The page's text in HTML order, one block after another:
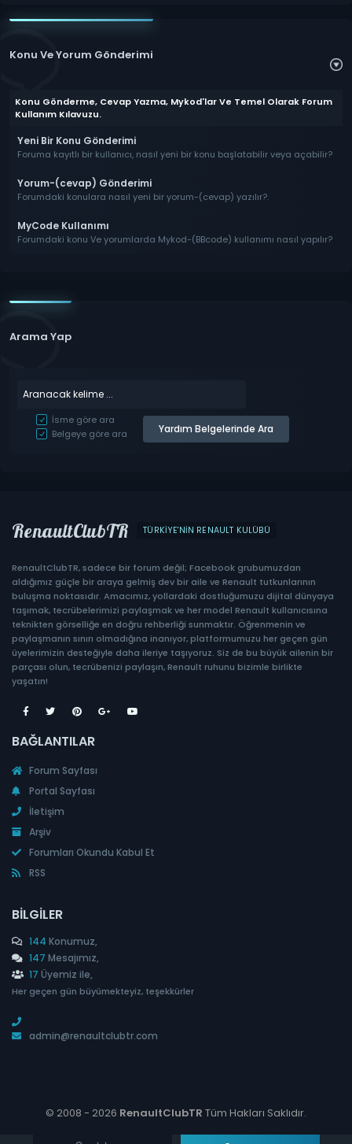
Konu Ve Yorum Gönderimi
Konu Gönderme, Cevap Yazma, Mykod'lar Ve Temel Olarak Forum
Kullanım Kılavuzu.
Yeni Bir Konu Gönderimi
Foruma kayıtlı bir kullanıcı, nasıl yeni bir konu başlatabilir veya açabilir?
Yorum-(cevap) Gönderimi
Forumdaki konulara nasıl yeni bir yorum-(cevap) yazılır?.
MyCode Kullanımı
Forumdaki konu Ve yorumlarda Mykod-(BBcode) kullanımı nasıl yapılır?
Arama Yap
İsme göre ara
Belgeye göre ara
RenaultClubTR TÜRKIYE'NIN RENAULT KULÜBÜ
RenaultClubTR, sadece bir forum değil; Facebook grubumuzdan
aldığımız güçle bir araya gelmiş dev bir aile ve Renault tutkunlarının
buluşma noktasıdır. Amacımız, yollardaki dostluğumuzu dijital dünyaya
taşımak, tecrübelerimizi paylaşmak ve her model Renault kullanıcısına
teknikten görselliğe en doğru rehberliği sunmaktır. Öğrenmenin ve
paylaşmanın sınırı olmadığına inanıyor, platformumuzu her geçen gün
üyelerimizin desteğiyle daha ileriye taşıyoruz. Siz de bu büyük ailenin bir
parçası olun, tecrübenizi paylaşın, Renault ruhunu bizimle birlikte
yaşatın!
BAĞLANTILAR
Forum Sayfası
Portal Sayfası
İletişim
Arşiv
Forumları Okundu Kabul Et
RSS
BILGILER
144 Konumuz,
147 Mesajımız,
17 Üyemiz ile,
Her geçen gün büyümekteyiz, teşekkürler
admin@renaultclubtr.com
© 2008 - 2026 RenaultClubTR Tüm Hakları Saklıdır.